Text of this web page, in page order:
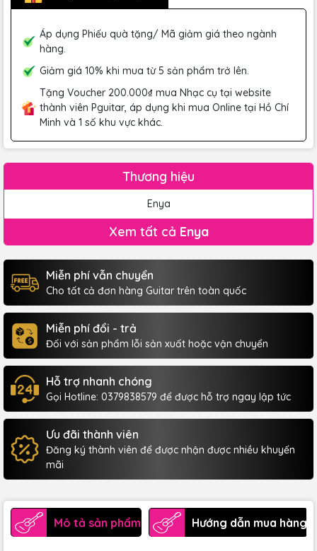
Áp dụng Phiếu quà tặng/ Mã giảm giá theo ngành
hàng.
Giảm giá 10% khi mua từ 5 sản phẩm trở lên.
Tặng Voucher 200.000₫ mua Nhạc cụ tại website
thành viên Pguitar, áp dụng khi mua Online tại Hồ Chí
Minh và 1 số khu vực khác.
Thương hiệu
Enya
Xem tất cả Enya
Miễn phí vẫn chuyển
Cho tất cả đơn hàng Guitar trên toàn quốc
Miễn phí đổi - trả
Đối với sản phẩm lỗi sản xuất hoặc vận chuyển
Hỗ trợ nhanh chóng
Gọi Hotline: 0379838579 để được hỗ trợ ngay lập tức
Ưu đãi thành viên
Đăng ký thành viên để được nhận được nhiều khuyến
mãi
Mô tả sản phẩm Hướng dẫn mua hàng